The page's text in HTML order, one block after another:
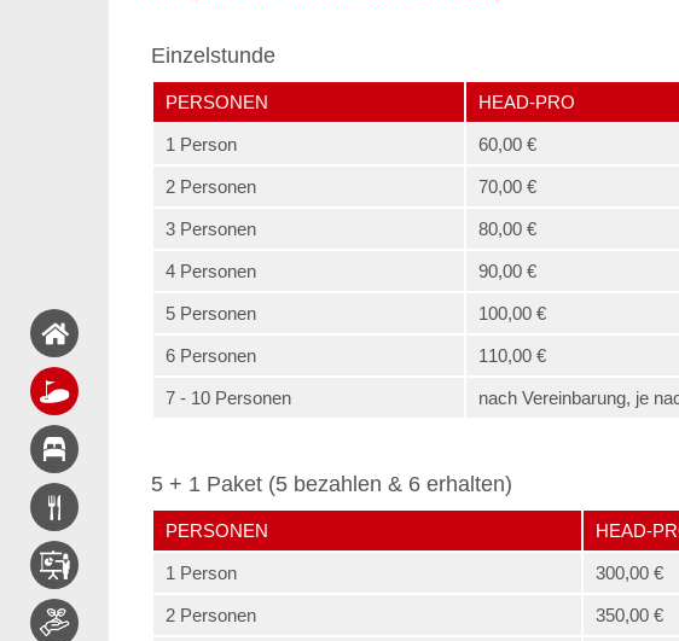
Einzelstunde
PERSONEN HEAD-PRO
1 Person 60,00 €
2 Personen 70,00 €
3 Personen 80,00 €
4 Personen 90,00 €
5 Personen 100,00 €
6 Personen 110,00 €
7 - 10 Personen nach Vereinbarung, je
5 + 1 Paket (5 bezahlen & 6 erhalten)
PERSONEN HEAD-
1 Person 300,00 €
2 Personen 350,00 €